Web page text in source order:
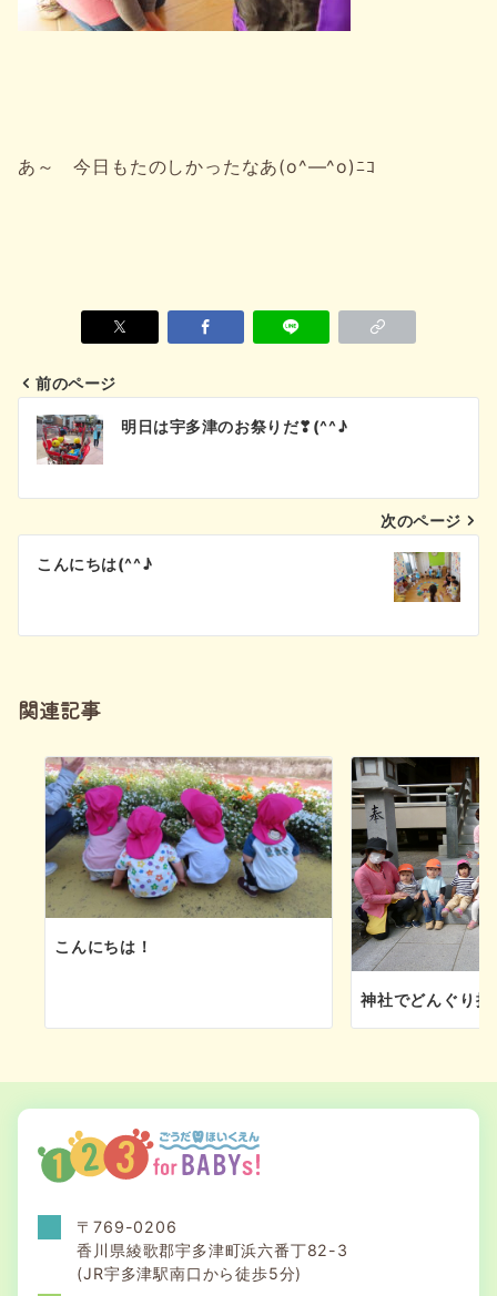
あ～ 今日もたのしかったなあ(o^―^o)ﾆｺ
投
稿
ビ
シ
前のページ
明日は宇多津のお祭りだ❣(^^♪
次のページ
こんにちは(^^♪
関連記事
こんにちは！
神社でどんぐり
〒769-0206
香川県綾歌郡宇多津町浜六番丁82-3
(JR宇多津駅南口から徒歩5分)